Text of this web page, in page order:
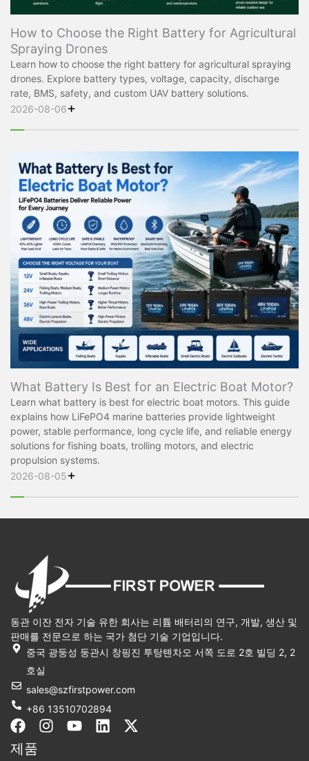
How to Choose the Right Battery for Agricultural
Spraying Drones
Learn how to choose the right battery for agricultural spraying
drones. Explore battery types, voltage, capacity, discharge
rate, BMS, safety, and custom UAV battery solutions.
2026-08-06+
What Battery Is Best for an Electric Boat Motor?
Learn what battery is best for electric boat motors. This guide
explains how LiFePO4 marine batteries provide lightweight
power, stable performance, long cycle life, and reliable energy
solutions for fishing boats, trolling motors, and electric
propulsion systems.
2026-08-05+
동관 이잔 전자 기술 유한 회사는 리튬 배터리의 연구, 개발, 생산 및
판매를 전문으로 하는 국가 첨단 기술 기업입니다.
중국 광둥성 둥관시 창핑진 투탕톈차오 서쪽 도로 2호 빌딩 2, 2
호실
sales@szfirstpower.com
+86 13510702894
F
a
c
인
유
링
X
제품